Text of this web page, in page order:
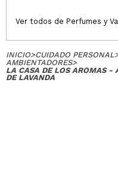
Ver todos de Perfumes y
INICIO>CUIDADO PERSONAL
AMBIENTADORES>
LA CASA DE LOS AROMAS -
DE LAVANDA